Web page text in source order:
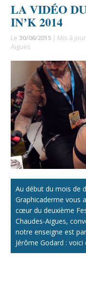
LA VIDÉO
IN’K 2014
Le30/06/2015 | Mis à
Aigues
Au début du mois de
Graphicaderme vous
cœur du deuxième
Chaudes-Aigues,
notre enseigne est
Jérôme Godard :